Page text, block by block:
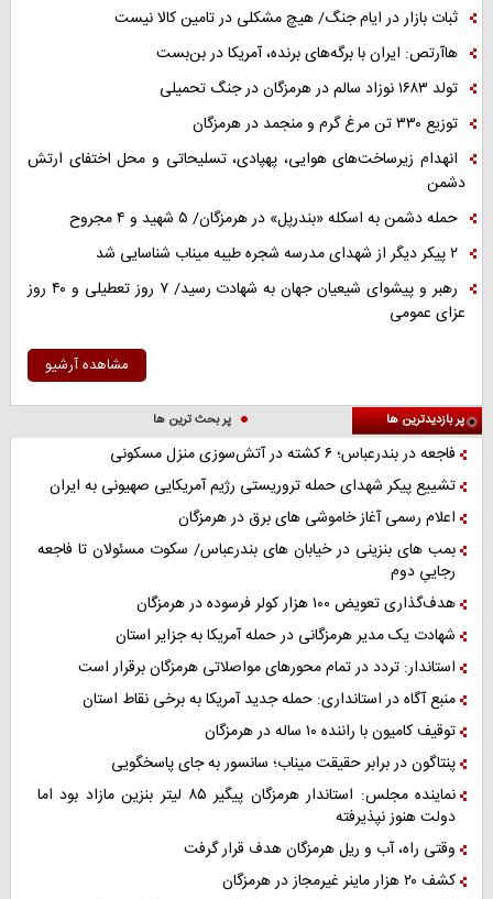
ثبات بازار در ایام جنگ/ هیچ مشکلی در تامین کالا نیست
هاآرتص: ایران با برگه‌های برنده، آمریکا در بن‌بست
تولد ۱۶۸۳ نوزاد سالم در هرمزگان در جنگ تحمیلی
توزیع ۳۳۰ تن مرغ گرم و منجمد در هرمزگان
انهدام زیرساخت‌های هوایی، پهپادی، تسلیحاتی و محل اختفای ارتش
دشمن
حمله دشمن به اسکله «بندرپل» در هرمزگان/ ۵ شهید و ۴ مجروح
۲ پیکر دیگر از شهدای مدرسه شجره طیبه میناب شناسایی شد
رهبر و پیشوای شیعیان جهان به شهادت رسید/ ۷ روز تعطیلی و ۴۰ روز
عزای عمومی
مشاهده آرشیو
پر بازدیدترین ها پر بحث ترین ها
فاجعه در بندرعباس؛ ۶ کشته در آتش‌سوزی منزل مسکونی
تشییع پیکر شهدای حمله تروریستی رژیم آمریکایی صهیونی به ایران
اعلام رسمی آغاز خاموشی های برق در هرمزگان
بمب های بنزینی در خیابان های بندرعباس/ سکوت مسئولان تا فاجعه
رجاییِ دوم
هدف‌گذاری تعویض ۱۰۰ هزار کولر فرسوده در هرمزگان
شهادت یک مدیر هرمزگانی در حمله آمریکا به جزایر استان
استاندار: تردد در تمام محورهای مواصلاتی هرمزگان برقرار است
منبع آگاه در استانداری: حمله جدید آمریکا به برخی نقاط استان
توقیف کامیون با راننده ۱۰ ساله در هرمزگان
پنتاگون در برابر حقیقت میناب؛ سانسور به جای پاسخگویی
نماینده مجلس: استاندار هرمزگان پیگیر ۸۵ لیتر بنزین مازاد بود اما
دولت هنوز نپذیرفته
وقتی راه، آب و ریل هرمزگان هدف قرار گرفت
کشف ۲۰ هزار ماینر غیرمجاز در هرمزگان